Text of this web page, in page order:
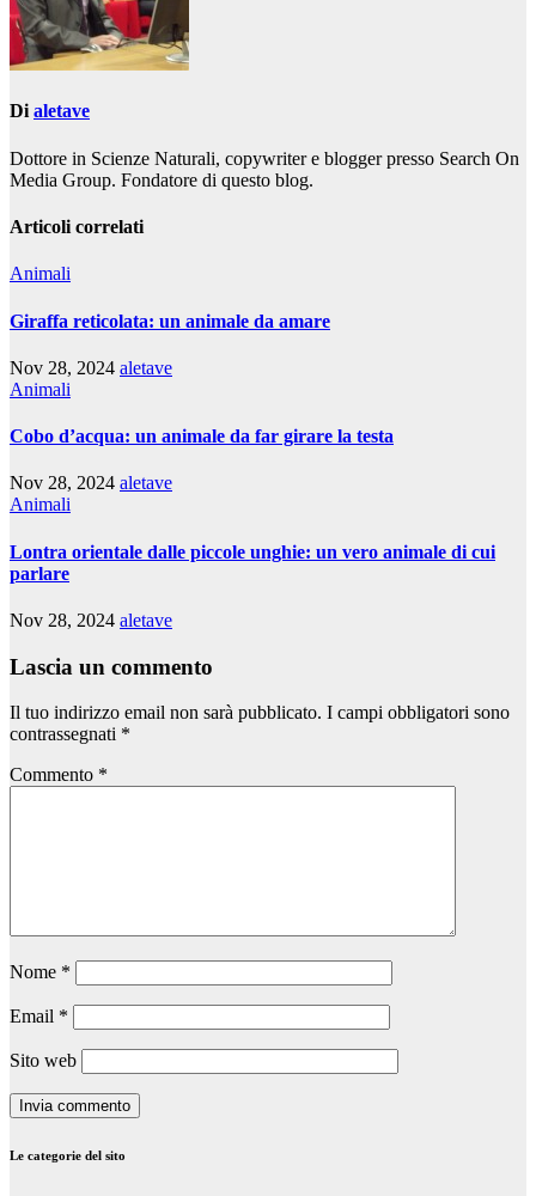
Dialetave
Dottore in Scienze Naturali, copywriter e blogger presso Search On
Media Group. Fondatore di questo blog.
Articoli correlati
Animali
Giraffa reticolata: un animale da amare
Nov 28, 2024 aletave
Animali
Cobo d’acqua: un animale da far girare la testa
Nov 28, 2024 aletave
Animali
Lontra orientale dalle piccole unghie: un vero animale di cui
parlare
Nov 28, 2024 aletave
Lascia un commento
Il tuo indirizzo email non sarà pubblicato. I campi obbligatori sono
contrassegnati *
Commento *
Nome *
Email *
Sito web
Le categorie del sito